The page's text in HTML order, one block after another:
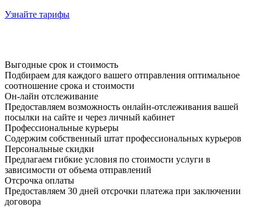
Узнайте тарифы
Выгодные срок и стоимость
Подбираем для каждого вашего отправления оптимальное
соотношение срока и стоимости
Он-лайн отслеживание
Предоставляем возможность онлайн-отслеживания вашей
посылки на сайте и через личный кабинет
Профессиональные курьеры
Содержим собственный штат профессиональных курьеров
Персональные скидки
Предлагаем гибкие условия по стоимости услуги в
зависимости от объема отправлений
Отсрочка оплаты
Предоставляем 30 дней отсрочки платежа при заключении
договора